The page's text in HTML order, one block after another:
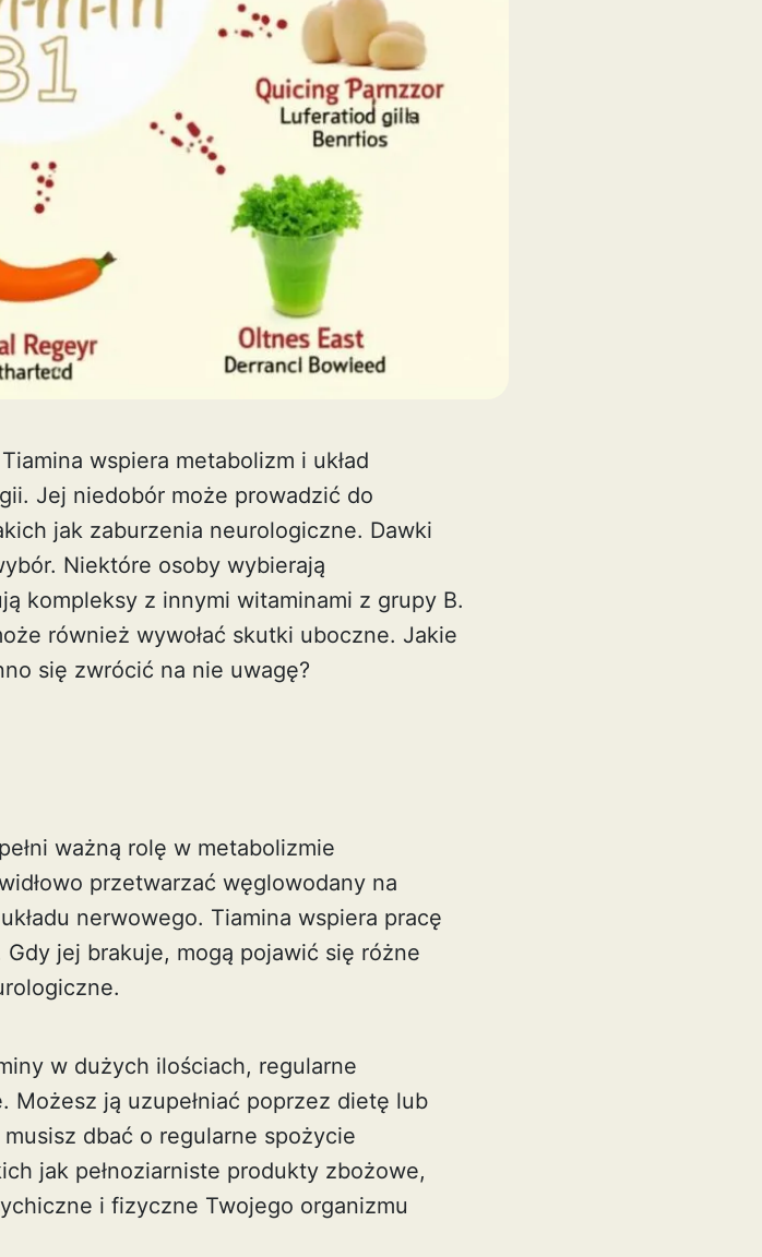
wspiera metabolizm i układ
Jej niedobór może prowadzić do
jak zaburzenia neurologiczne. Dawki
Niektóre osoby wybierają
kompleksy z innymi witaminami z grupy B.
również wywołać skutki uboczne. Jakie
się zwrócić na nie uwagę?
ważną rolę w metabolizmie
przetwarzać węglowodany na
nerwowego. Tiamina wspiera pracę
jej brakuje, mogą pojawić się różne
w dużych ilościach, regularne
ją uzupełniać poprzez dietę lub
dbać o regularne spożycie
jak pełnoziarniste produkty zbożowe,
i fizyczne Twojego organizmu